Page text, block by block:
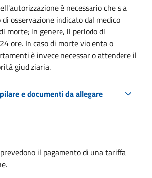
è necessario che sia
osservazione indicato dal medico
morte; in genere, il periodo di
ore. In caso di morte violenta o
è invece necessario attendere il
giudiziaria.
e documenti da allegare
il pagamento di una tariffa